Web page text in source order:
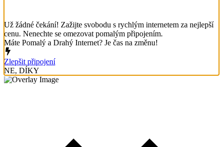
Už žádné čekání! Zažijte svobodu s rychlým internetem za nejlepší
cenu. Nenechte se omezovat pomalým připojením.
Máte Pomalý a Drahý Internet? Je čas na změnu!
Zlepšit připojení
NE, DÍKY